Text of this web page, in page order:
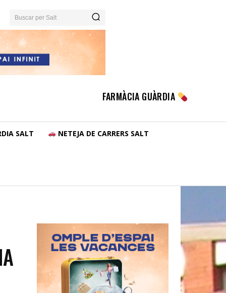
Buscar per Salt
FARMÀCIA GUÀRDIA
SALT NETEJA DE CARRERS SALT